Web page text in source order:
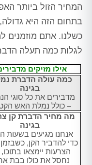
המחיר הזול ביותר
בתחום הזה היא
כשלנו. אתם מוזמנים
לגלות כמה תעלה
אילו מזיקים
כמה עולה הדברת
בגינה
מדבירים את כל סוגי
– כולל נמלת האש
מה מחיר הדברת קן
בגינה
אנחנו מגיעים בשעות
כדי להדביר הקן,
הצרעות יימצאו בתוכו,
נחסל את כולו בבת